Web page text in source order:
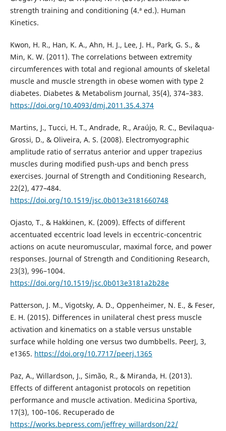
strength training and conditioning (4.ª ed.). Human
Kinetics.
Kwon, H. R., Han, K. A., Ahn, H. J., Lee, J. H., Park, G. S., &
Min, K. W. (2011). The correlations between extremity
circumferences with total and regional amounts of skeletal
muscle and muscle strength in obese women with type 2
diabetes. Diabetes & Metabolism Journal, 35(4), 374–383.
https://doi.org/10.4093/dmj.2011.35.4.374
Martins, J., Tucci, H. T., Andrade, R., Araújo, R. C., Bevilaqua-
Grossi, D., & Oliveira, A. S. (2008). Electromyographic
amplitude ratio of serratus anterior and upper trapezius
muscles during modified push-ups and bench press
exercises. Journal of Strength and Conditioning Research,
22(2), 477–484.
https://doi.org/10.1519/jsc.0b013e3181660748
Ojasto, T., & Hakkinen, K. (2009). Effects of different
accentuated eccentric load levels in eccentric-concentric
actions on acute neuromuscular, maximal force, and power
responses. Journal of Strength and Conditioning Research,
23(3), 996–1004.
https://doi.org/10.1519/jsc.0b013e3181a2b28e
Patterson, J. M., Vigotsky, A. D., Oppenheimer, N. E., & Feser,
E. H. (2015). Differences in unilateral chest press muscle
activation and kinematics on a stable versus unstable
surface while holding one versus two dumbbells. PeerJ, 3,
e1365. https://doi.org/10.7717/peerj.1365
Paz, A., Willardson, J., Simão, R., & Miranda, H. (2013).
Effects of different antagonist protocols on repetition
performance and muscle activation. Medicina Sportiva,
17(3), 100–106. Recuperado de
https://works.bepress.com/jeffrey_willardson/22/